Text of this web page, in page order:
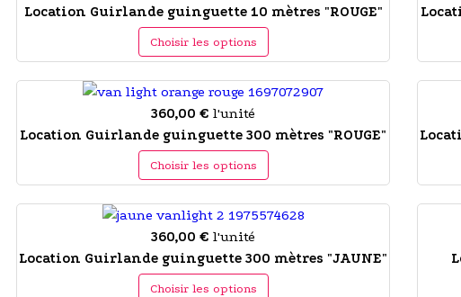
Location Guirlande guinguette 10 mètres "ROUGE"
Choisir les options
360,00 € l'unité
Location Guirlande guinguette 300 mètres "ROUGE"
Choisir les options
360,00 € l'unité
Location Guirlande guinguette 300 mètres "JAUNE"
Choisir les options